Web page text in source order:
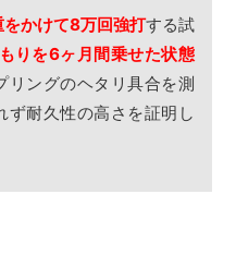
かけて8万回強打する試
りを6ヶ月間乗せた状態
リングのヘタリ具合を測
ず耐久性の高さを証明し